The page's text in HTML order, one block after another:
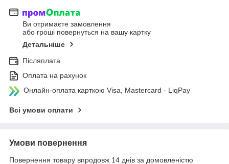
Ви отримаєте замовлення
або гроші повернуться на вашу картку
Детальніше
Післяплата
Оплата на рахунок
Онлайн-оплата карткою Visa, Mastercard - LiqPay
Всі умови оплати
Умови повернення
Повернення товару впродовж 14 днів за домовленістю